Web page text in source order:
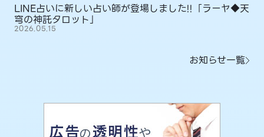
LINE占いに新しい占い師が登場しました!!「ラーヤ◆天
穹の神託タロット」
2026.05.15
お知らせ一覧